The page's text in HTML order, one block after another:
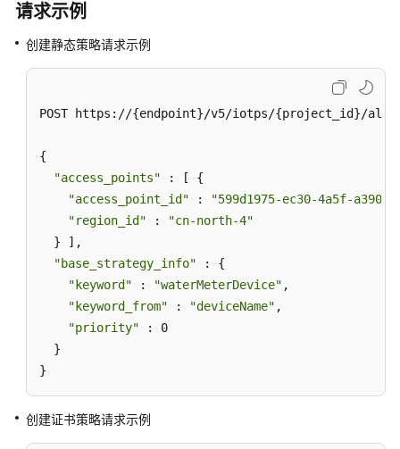
请求示例
创建静态策略请求示例
POST https://{endpoint}/v5/iotps/{project_id}/
{
"access_points" : [ {
"access_point_id" :
"599d1975-ec30-4a5f-a390-
"region_id" :
"cn-north-4"
  } ],
"base_strategy_info" : {
"keyword" : "waterMeterDevice" ,
"keyword_from" : "deviceName" ,
"priority" : 0
  }
}
创建证书策略请求示例